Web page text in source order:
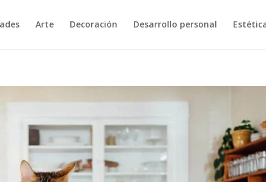
Arte Decoración Desarrollo personal